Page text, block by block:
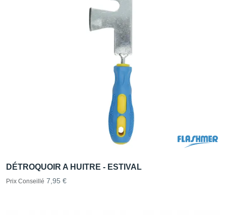
DÉTROQUOIR A HUITRE - ESTIVAL
Prix Conseillé 7,95 €